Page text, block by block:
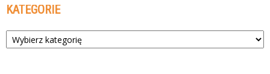
KATEGORIE
Kategorie